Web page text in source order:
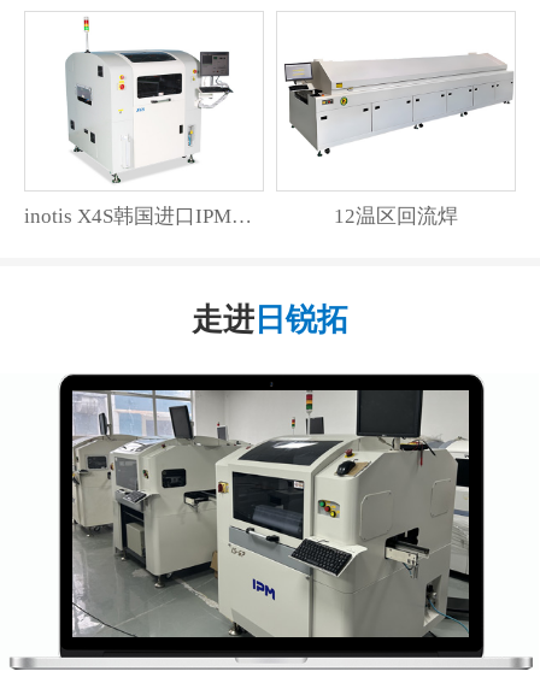
inotis X4S韩国进口IPM印刷机 12温区回流焊
走进 日锐拓